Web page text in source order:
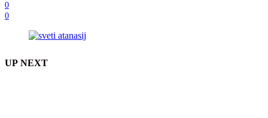
0
0
UP NEXT